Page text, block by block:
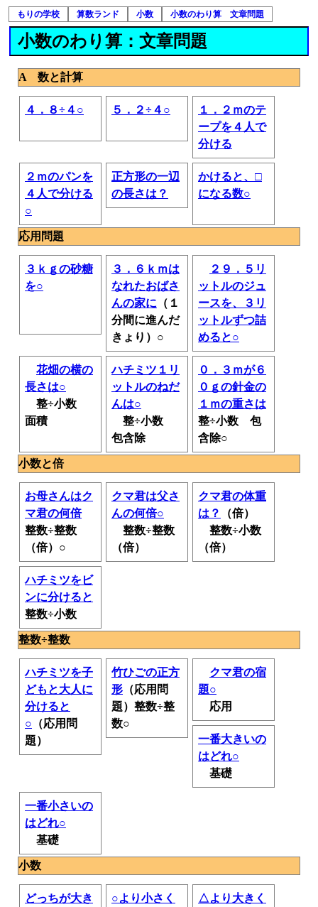
もりの学校 算数ランド 小数 小数のわり算 文章問題
小数のわり算：文章問題
A 数と計算
４．８÷４○ ５．２÷４○
１．２ｍのテ
ープを４人で
分ける
２ｍのパンを
４人で分ける
○
正方形の一辺
の長さは？
かけると、□
になる数○
応用問題
３ｋｇの砂糖
を○
３．６ｋｍは
なれたおばさ
んの家に （１
分間に進んだ
きょり）○
２９．５リ
ットルのジュ
ースを、３リ
ットルずつ詰
めると○
花畑の横の
長さは○
整÷小数
面積
ハチミツ１リ
ットルのねだ
んは○
整÷小数
包含除
０．３ｍが６
０ｇの針金の
１ｍの重さは
整÷小数 包
含除○
小数と倍
お母さんはク
マ君の何倍
整数÷整数
（倍）○
クマ君は父さ
んの何倍○
整数÷整数
（倍）
クマ君の体重
は？
（倍）
整数÷小数
（倍）
ハチミツをビ
ンに分けると
整数÷小数
整数÷整数
ハチミツを子
どもと大人に
分けると
○ （応用問
題）
竹ひごの正方
形 （応用問
題）整数÷整
数○
クマ君の宿
題○
応用
一番大きいの
はどれ○
基礎
一番小さいの
はどれ○
基礎
小数
どっちが大き
○より小さく
△より大きく